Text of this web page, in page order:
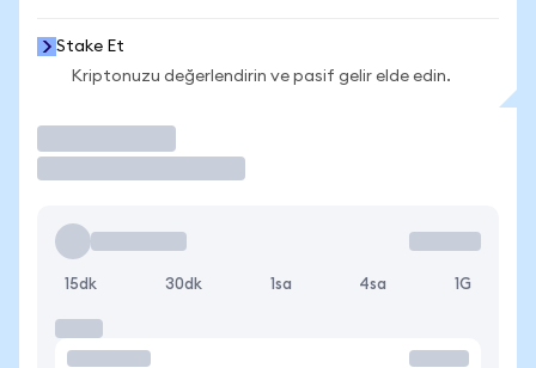
Stake Et
Kriptonuzu değerlendirin ve pasif gelir elde edin.
15dk 30dk 1sa 4sa 1G